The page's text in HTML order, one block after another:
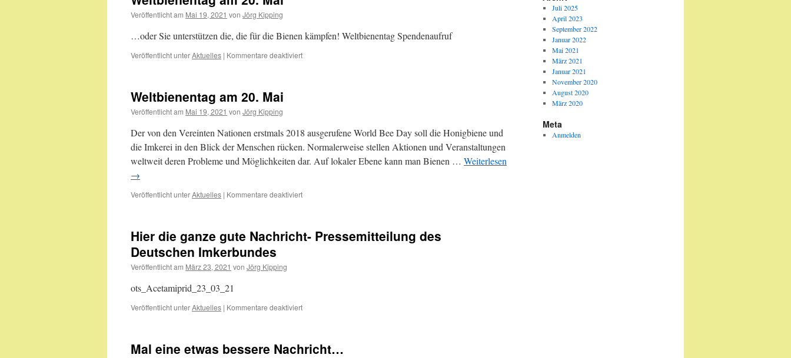
Veröffentlicht am Mai 19, 2021 von Jörg Kipping
…oder Sie unterstützen die, die für die Bienen kämpfen! Weltbienentag Spendenaufruf
Veröffentlicht unterAktuelles | Kommentare deaktiviertfür
Weltbienentag am 20. Mai
Veröffentlicht am Mai 19, 2021 von Jörg Kipping
Der von den Vereinten Nationen erstmals 2018 ausgerufene World Bee Day soll die Honigbiene und
die Imkerei in den Blick der Menschen rücken. Normalerweise stellen Aktionen und Veranstaltungen
weltweit deren Probleme und Möglichkeiten dar. Auf lokaler Ebene kann man Bienen … Weiterlesen
→
Veröffentlicht unterAktuelles | Kommentare deaktiviertfür
Mai
Hier die ganze gute Nachricht- Pressemitteilung des
Deutschen Imkerbundes
Veröffentlicht am März 23, 2021 von Jörg Kipping
ots_Acetamiprid_23_03_21
Veröffentlicht unterAktuelles | Kommentare deaktiviertfür
gute
Mal eine etwas bessere Nachricht…
Juli 2025
April 2023
September 2022
Januar 2022
Mai 2021
März 2021
Januar 2021
November 2020
August 2020
März 2020
Meta
Anmelden